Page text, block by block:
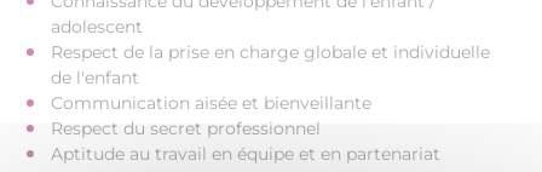
adolescent
Respect de la prise en charge globale et individuelle
de l'enfant
Communication aisée et bienveillante
Respect du secret professionnel
Aptitude au travail en équipe et en partenariat